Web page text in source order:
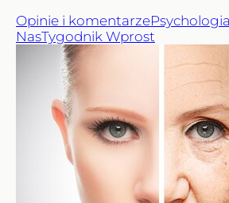
Opinie i komentarzePsychologia
NasTygodnik Wprost